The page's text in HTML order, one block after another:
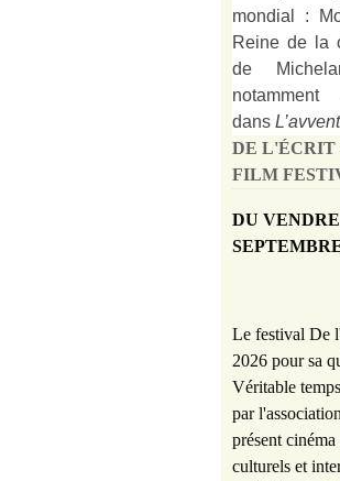
mondial :
Reine de la
de
dans L’
DE L'ÉCRIT
FILM
DU
Le festival De
2026 pour sa
Véritable
par
présent
culturels et